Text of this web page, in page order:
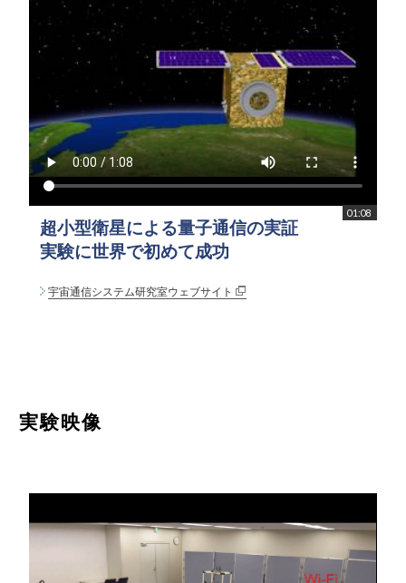
01:08
超小型衛星による量子通信の実証
実験に世界で初めて成功
宇宙通信システム研究室ウェブサイト
実験映像